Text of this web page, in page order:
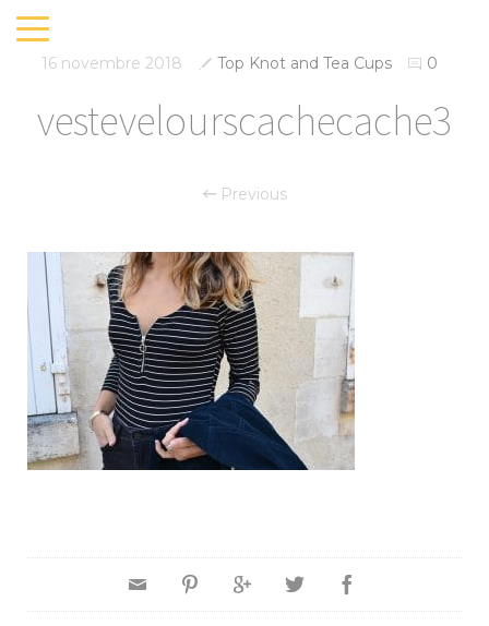
16 novembre 2018 Top Knot and Tea Cups 0
vestevelourscachecache3
Previous